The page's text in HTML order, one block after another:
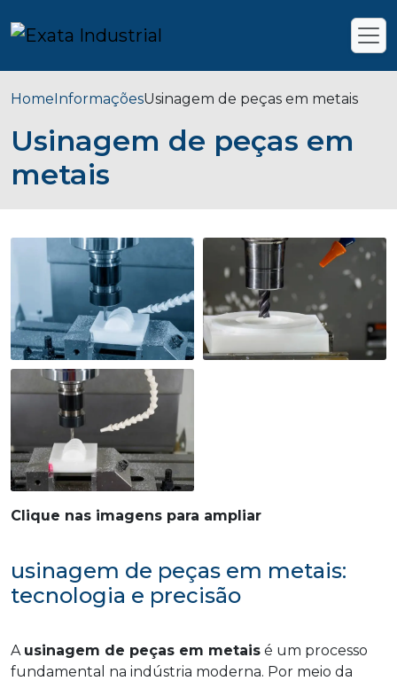
HomeInformaçõesUsinagem de peças em metais
Usinagem de peças em
metais
Clique nas imagens para ampliar
usinagem de peças em metais:
tecnologia e precisão
A usinagem de peças em metais é um processo
fundamental na indústria moderna. Por meio da